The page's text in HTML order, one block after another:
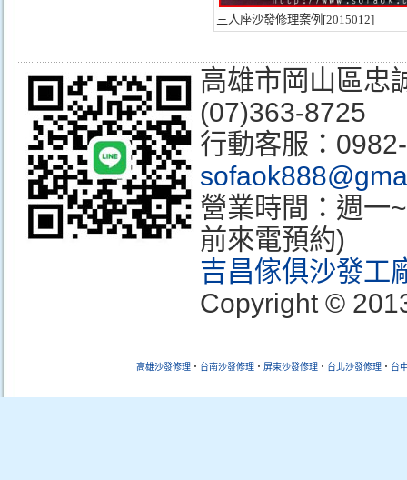
三人座沙發修理案例[2015012]
高雄市岡山區忠
(07)363-8725
行動客服：
營業時間：週一
前來電預約)
吉昌傢俱沙發工
Copyright ©
高雄沙發修理 ‧ 台南沙發修理 ‧ 屏東沙發修理 ‧ 台北沙發修理 ‧ 台